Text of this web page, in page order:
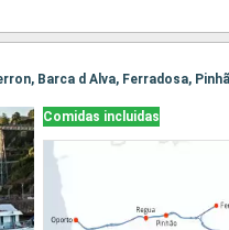
Barca d Alva, Ferradosa,
Comidas incluidas